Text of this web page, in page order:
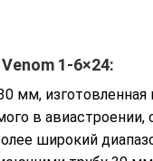
1-6×24:
мм,
в
широкий